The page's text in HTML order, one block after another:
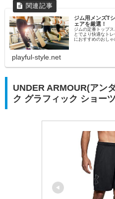
ジム用メンズT
ェアを厳選！
ジムの定番トップ
とでより快適なト
におすすめのおし
playful-style.net
UNDER ARMOUR(アン
ク グラフィック ショーツ